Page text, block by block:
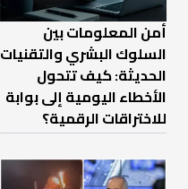
أمن المعلومات بين
السلوك البشري والتقنيات
الحديثة: كيف تتحول
الأخطاء اليومية إلى بوابة
للاختراقات الرقمية؟